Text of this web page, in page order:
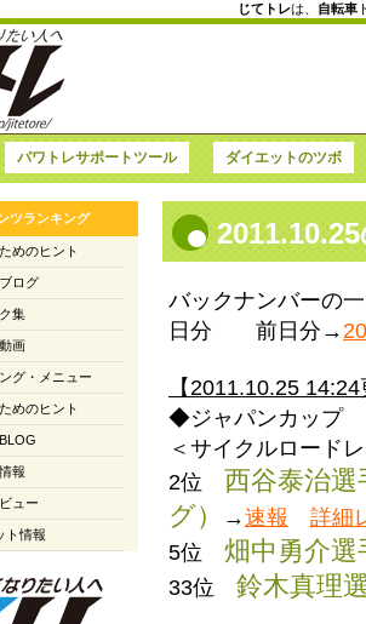
じてトレは、 自転車
バックナンバーの
日分 前日分→
【2011.10.25
◆ジャパンカップ
＜サイクルロード
2位 西谷泰治
グ）
→速報
詳細
5位 畑中勇介
33位 鈴木真理
パワトレサポートツール ダイエットのツボ
ツランキング
めのヒント
ログ
集
画
グ・メニュー
めのヒント
報
ュー
情報